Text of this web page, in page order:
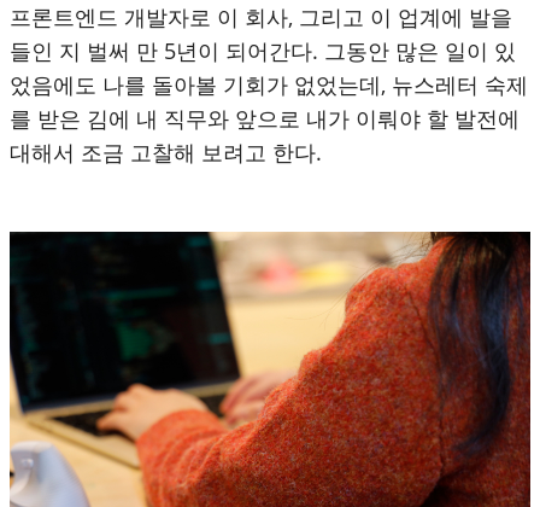
프론트엔드 개발자로 이 회사, 그리고 이 업계에 발을
들인 지 벌써 만 5년이 되어간다. 그동안 많은 일이 있
었음에도 나를 돌아볼 기회가 없었는데, 뉴스레터 숙제
를 받은 김에 내 직무와 앞으로 내가 이뤄야 할 발전에
대해서 조금 고찰해 보려고 한다.